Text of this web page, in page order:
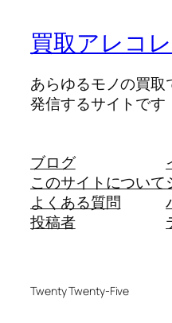
買取アレコ
あらゆるモノの買
発信するサイトです
ブログ
このサイトについて
よくある質問
投稿者
Twenty Twenty-Five